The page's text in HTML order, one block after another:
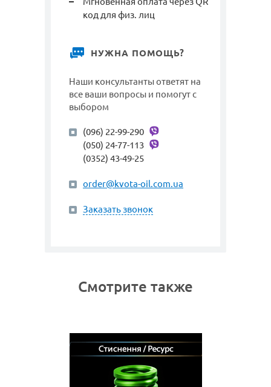
код для физ. лиц
НУЖНА ПОМОЩЬ?
Наши консультанты ответят на
все ваши вопросы и помогут с
выбором
(096) 22-99-290
(050) 24-77-113
(0352) 43-49-25
order@kvota-oil.com.ua
Заказать звонок
Смотрите также